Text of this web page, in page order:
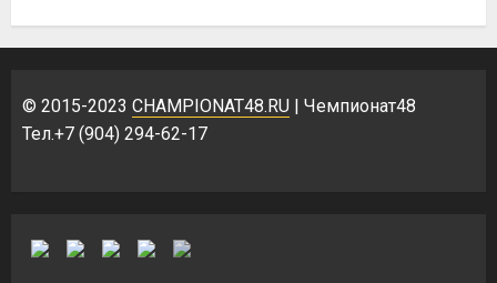
© 2015-2023 CHAMPIONAT48.RU | Чемпионат48
Тел.+7 (904) 294-62-17